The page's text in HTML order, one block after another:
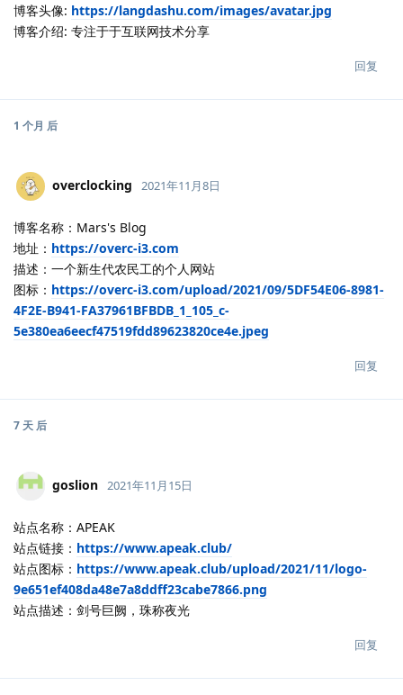
博客头像: https://langdashu.com/images/avatar.jpg
博客介绍: 专注于于互联网技术分享
回复
1 个月 后
overclocking 2021年11月8日
博客名称：Mars's Blog
地址： https://overc-i3.com
描述：一个新生代农民工的个人网站
图标： https://overc-i3.com/upload/2021/09/5DF54E06-8981-
4F2E-B941-FA37961BFBDB_1_105_c-
5e380ea6eecf47519fdd89623820ce4e.jpeg
回复
7 天 后
goslion 2021年11月15日
站点名称：APEAK
站点链接： https://www.apeak.club/
站点图标： https://www.apeak.club/upload/2021/11/logo-
9e651ef408da48e7a8ddff23cabe7866.png
站点描述：剑号巨阙，珠称夜光
回复